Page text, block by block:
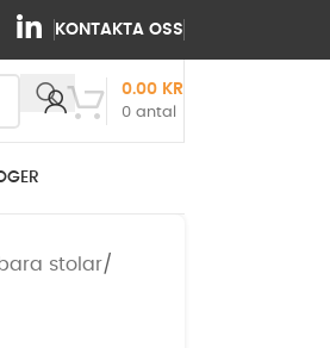
KONTAKTA OSS
0 antal
0.00 KR
stolar